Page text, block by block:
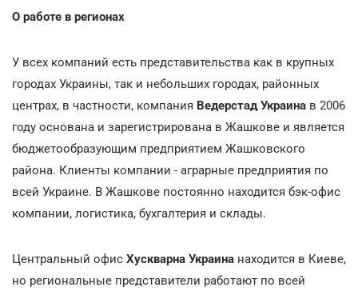
О работе в регионах
У всех компаний есть представительства как в крупных
городах Украины, так и небольших городах, районных
центрах, в частности, компания Ведерстад Украина в 2006
году основана и зарегистрирована в Жашкове и является
бюджетообразующим предприятием Жашковского
района. Клиенты компании - аграрные предприятия по
всей Украине. В Жашкове постоянно находится бэк-офис
компании, логистика, бухгалтерия и склады.
Центральный офис Хускварна Украина находится в Киеве,
но региональные представители работают по всей